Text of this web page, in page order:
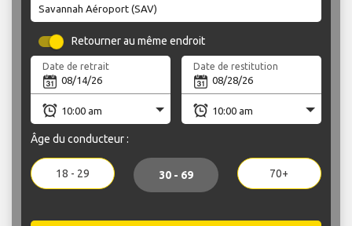
Retourner au même endroit
Date de retrait Date de restitution
Âge du conducteur :
18 - 29 30 - 69 70+